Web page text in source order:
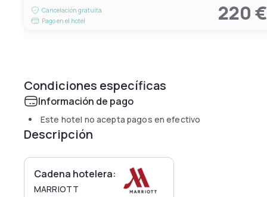
Cancelación gratuita
Pago en el hotel
220 €
Condiciones específicas
Información de pago
Este hotel no acepta pagos en efectivo
Descripción
Cadena hotelera:
MARRIOTT